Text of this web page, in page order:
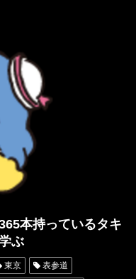
JamesBond
本持っているタキ
ぶ
東京 表参道